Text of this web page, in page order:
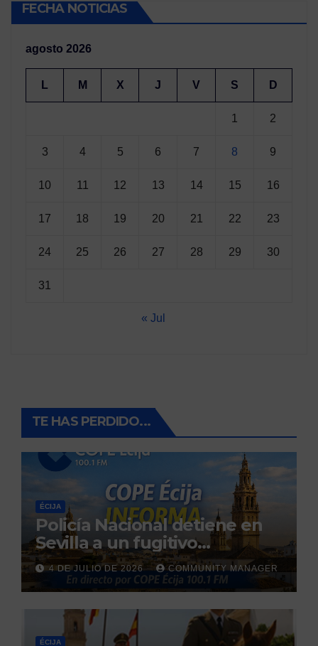
FECHA NOTICIAS
agosto 2026
L M X J V S D
1 2
3 4 5 6 7 8 9
10 11 12 13 14 15 16
17 18 19 20 21 22 23
24 25 26 27 28 29 30
31
« Jul
TE HAS PERDIDO...
ÉCIJA
Policía Nacional detiene en
Sevilla a un fugitivo
reclamado por narcotráfico
tras no regresar a prisión
durante un permiso
penitenciario
4 DE JULIO DE 2026 COMMUNITY MANAGER
ÉCIJA